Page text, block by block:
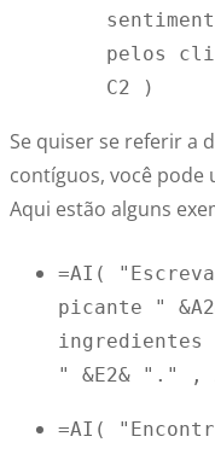
pelos
C2 )
Se quiser se referir a
contíguos, você pode
Aqui estão alguns
=AI(
picante "
ingredientes
" &E2& "." ,
=AI(